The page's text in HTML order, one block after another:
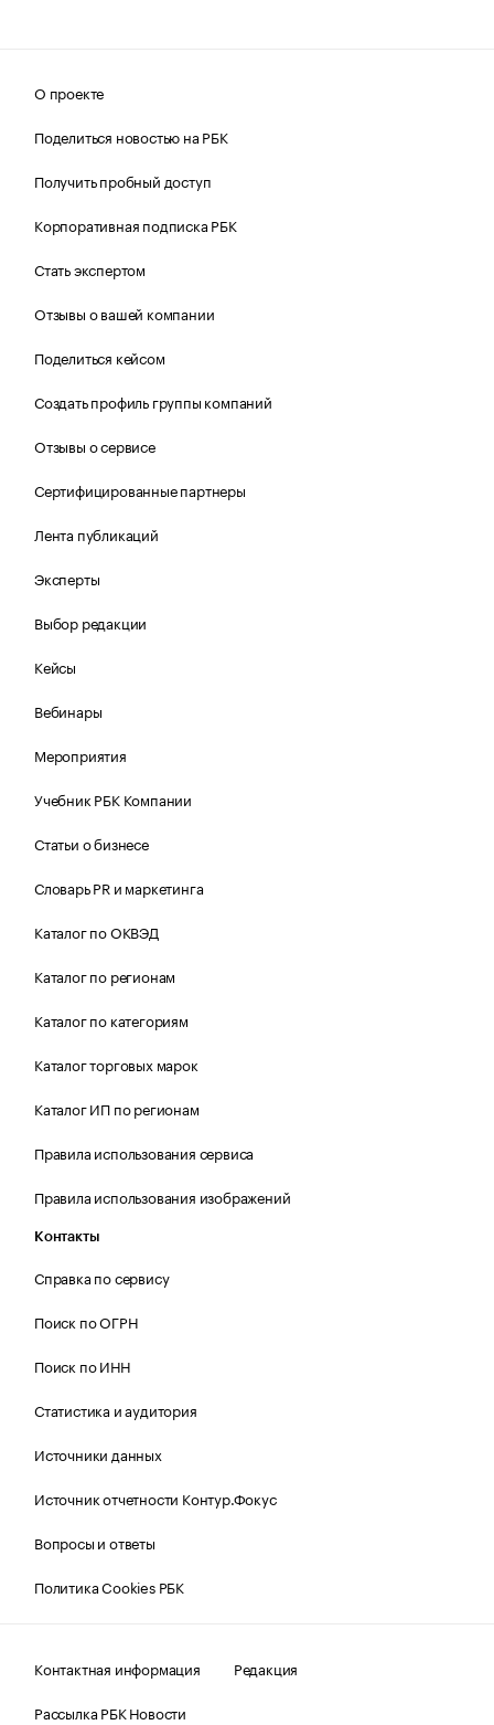
О проекте
Поделиться новостью на РБК
Получить пробный доступ
Корпоративная подписка РБК
Стать экспертом
Отзывы о вашей компании
Поделиться кейсом
Создать профиль группы компаний
Отзывы о сервисе
Сертифицированные партнеры
Лента публикаций
Эксперты
Выбор редакции
Кейсы
Вебинары
Мероприятия
Учебник РБК Компании
Статьи о бизнесе
Словарь PR и маркетинга
Каталог по ОКВЭД
Каталог по регионам
Каталог по категориям
Каталог торговых марок
Каталог ИП по регионам
Правила использования сервиса
Правила использования изображений
Контакты
Справка по сервису
Поиск по ОГРН
Поиск по ИНН
Статистика и аудитория
Источники данных
Источник отчетности Контур.Фокус
Вопросы и ответы
Политика Cookies РБК
Контактная информация
Редакция
Рассылка РБК Новости